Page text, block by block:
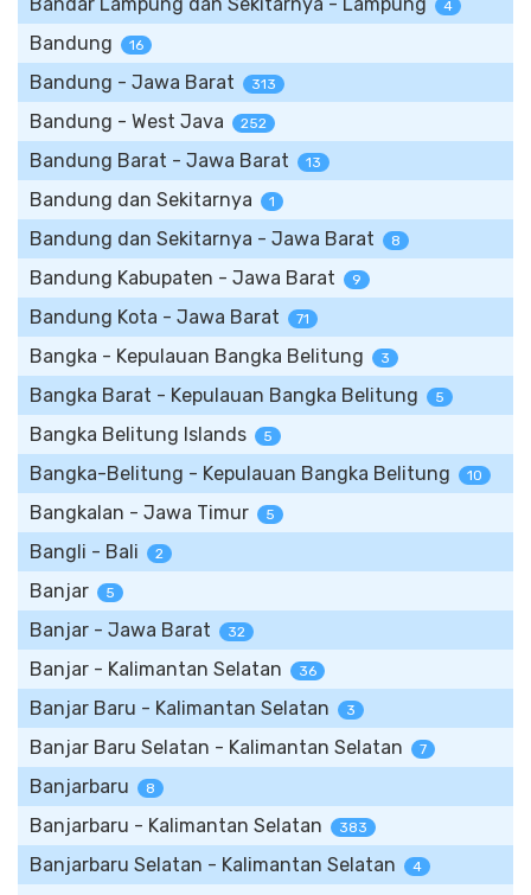
4
Bandung 16
Bandung - Jawa Barat 313
Bandung - West Java 252
Bandung Barat - Jawa Barat 13
Bandung dan Sekitarnya 1
Bandung dan Sekitarnya - Jawa Barat 8
Bandung Kabupaten - Jawa Barat 9
Bandung Kota - Jawa Barat 71
Bangka - Kepulauan Bangka Belitung 3
Bangka Barat - Kepulauan Bangka Belitung 5
Bangka Belitung Islands 5
Bangka-Belitung - Kepulauan Bangka Belitung 10
Bangkalan - Jawa Timur 5
Bangli - Bali 2
Banjar 5
Banjar - Jawa Barat 32
Banjar - Kalimantan Selatan 36
Banjar Baru - Kalimantan Selatan 3
Banjar Baru Selatan - Kalimantan Selatan 7
Banjarbaru 8
Banjarbaru - Kalimantan Selatan 383
Banjarbaru Selatan - Kalimantan Selatan 4